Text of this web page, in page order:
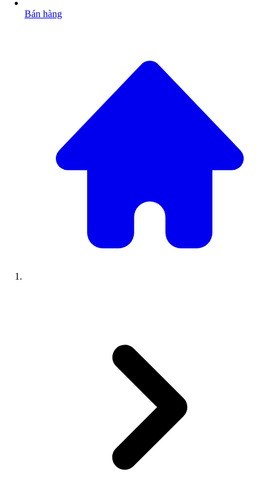
Bán hàng